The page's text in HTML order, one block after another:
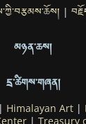
|
མཉན་ཆས།
དྲ་ཚིགས་གཞན།
| Himalayan Art|
| Treasury